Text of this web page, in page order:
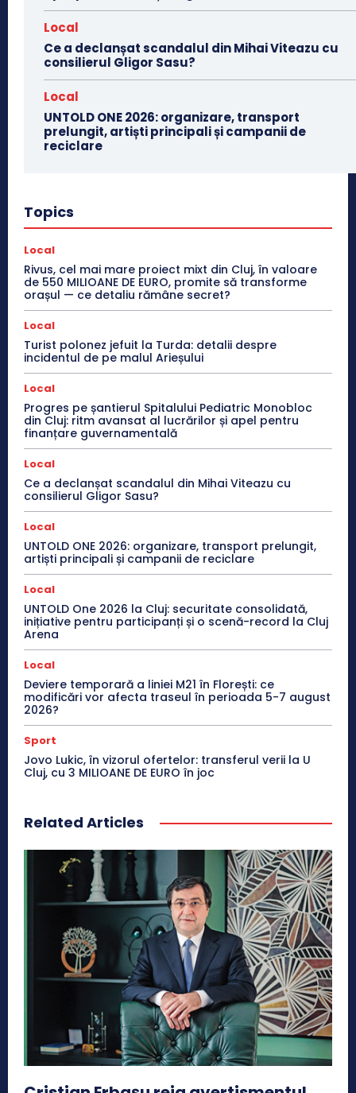
Local
Ce a declanșat scandalul din Mihai Viteazu cu
consilierul Gligor Sasu?
Local
UNTOLD ONE 2026: organizare, transport
prelungit, artiști principali și campanii de
reciclare
Topics
Local
Rivus, cel mai mare proiect mixt din Cluj, în valoare
de 550 MILIOANE DE EURO, promite să transforme
orașul — ce detaliu rămâne secret?
Local
Turist polonez jefuit la Turda: detalii despre
incidentul de pe malul Arieșului
Local
Progres pe șantierul Spitalului Pediatric Monobloc
din Cluj: ritm avansat al lucrărilor și apel pentru
finanțare guvernamentală
Local
Ce a declanșat scandalul din Mihai Viteazu cu
consilierul Gligor Sasu?
Local
UNTOLD ONE 2026: organizare, transport prelungit,
artiști principali și campanii de reciclare
Local
UNTOLD One 2026 la Cluj: securitate consolidată,
inițiative pentru participanți și o scenă-record la Cluj
Arena
Local
Deviere temporară a liniei M21 în Florești: ce
modificări vor afecta traseul în perioada 5-7 august
2026?
Sport
Jovo Lukic, în vizorul ofertelor: transferul verii la U
Cluj, cu 3 MILIOANE DE EURO în joc
Related Articles